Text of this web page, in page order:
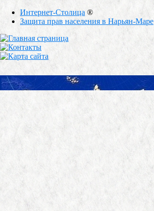
Интернет-Столица ®
Защита прав населения в Нарьян-Маре